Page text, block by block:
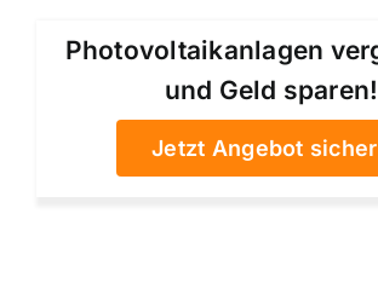
Photovoltaikanlagen
und Geld sparen!
Jetzt Angebot